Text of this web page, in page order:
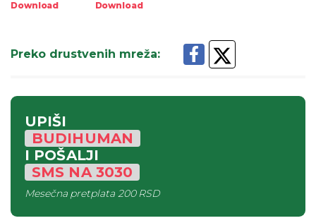
Download Download
Preko drustvenih mreža:
UPIŠI
BUDIHUMAN
I POŠALJI
SMS NA3030
Mesečna pretplata200 RSD